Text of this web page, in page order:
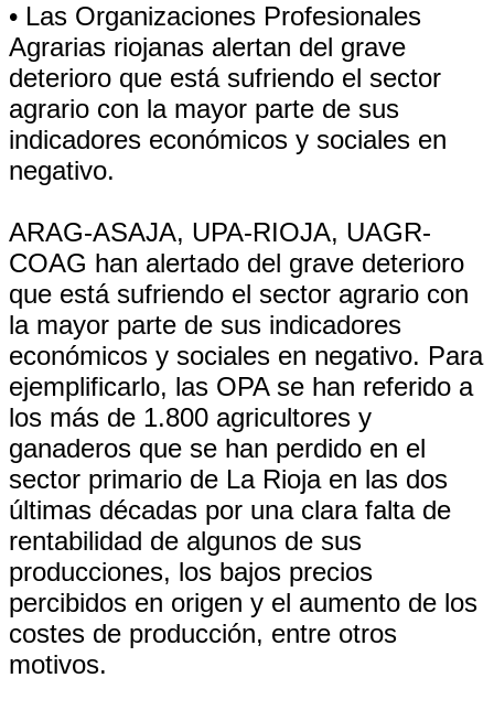
• Las Organizaciones Profesionales
Agrarias riojanas alertan del grave
deterioro que está sufriendo el sector
agrario con la mayor parte de sus
indicadores económicos y sociales en
negativo.
ARAG-ASAJA, UPA-RIOJA, UAGR-
COAG han alertado del grave deterioro
que está sufriendo el sector agrario con
la mayor parte de sus indicadores
económicos y sociales en negativo. Para
ejemplificarlo, las OPA se han referido a
los más de 1.800 agricultores y
ganaderos que se han perdido en el
sector primario de La Rioja en las dos
últimas décadas por una clara falta de
rentabilidad de algunos de sus
producciones, los bajos precios
percibidos en origen y el aumento de los
costes de producción, entre otros
motivos.